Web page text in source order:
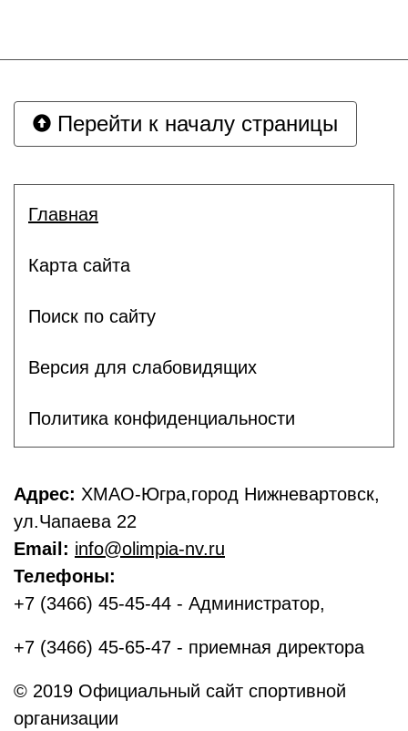
Перейти к началу страницы
Главная
Карта сайта
Поиск по сайту
Версия для слабовидящих
Политика конфиденциальности
Адрес: ХМАО-Югра,город Нижневартовск,
ул.Чапаева 22
Email: info@olimpia-nv.ru
Телефоны:
+7 (3466) 45-45-44 - Администратор,
+7 (3466) 45-65-47 - приемная директора
© 2019 Официальный сайт спортивной
организации